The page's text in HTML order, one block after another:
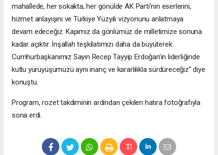
mahallede, her sokakta, her gönülde AK Parti’nin eserlerini,
hizmet anlayışını ve Türkiye Yüzyılı vizyonunu anlatmaya
devam edeceğiz. Kapımız da gönlümüz de milletimize sonuna
kadar açıktır. İnşallah teşkilatımızı daha da büyüterek
Cumhurbaşkanımız Sayın Recep Tayyip Erdoğan’ın liderliğinde
kutlu yürüyüşümüzü aynı inanç ve kararlılıkla sürdüreceğiz” diye
konuştu.
Program, rozet takdiminin ardından çekilen hatıra fotoğrafıyla
sona erdi.